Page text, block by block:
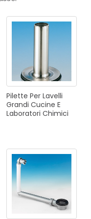
Pilette Per Lavelli
Grandi Cucine E
Laboratori Chimici